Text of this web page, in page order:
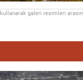
galeri resimleri